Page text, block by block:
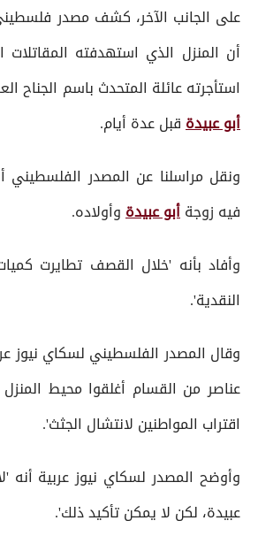
على الجانب الآخر، كشف مصدر
أن المنزل الذي استهدفته المقاتلات
استأجرته عائلة المتحدث باسم
أبو عبيدةقبل عدة أيام.
ونقل مراسلنا عن المصدر الفلسطيني
فيه زوجةأبو عبيدةوأولاده.
وأفاد بأنه 'خلال القصف تطايرت
النقدية'.
وقال المصدر الفلسطيني لسكاي نيوز
عناصر من القسام أغلقوا محيط
اقتراب المواطنين لانتشال الجثث'.
وأوضح المصدر لسكاي نيوز عربية أنه
عبيدة، لكن لا يمكن تأكيد ذلك'.